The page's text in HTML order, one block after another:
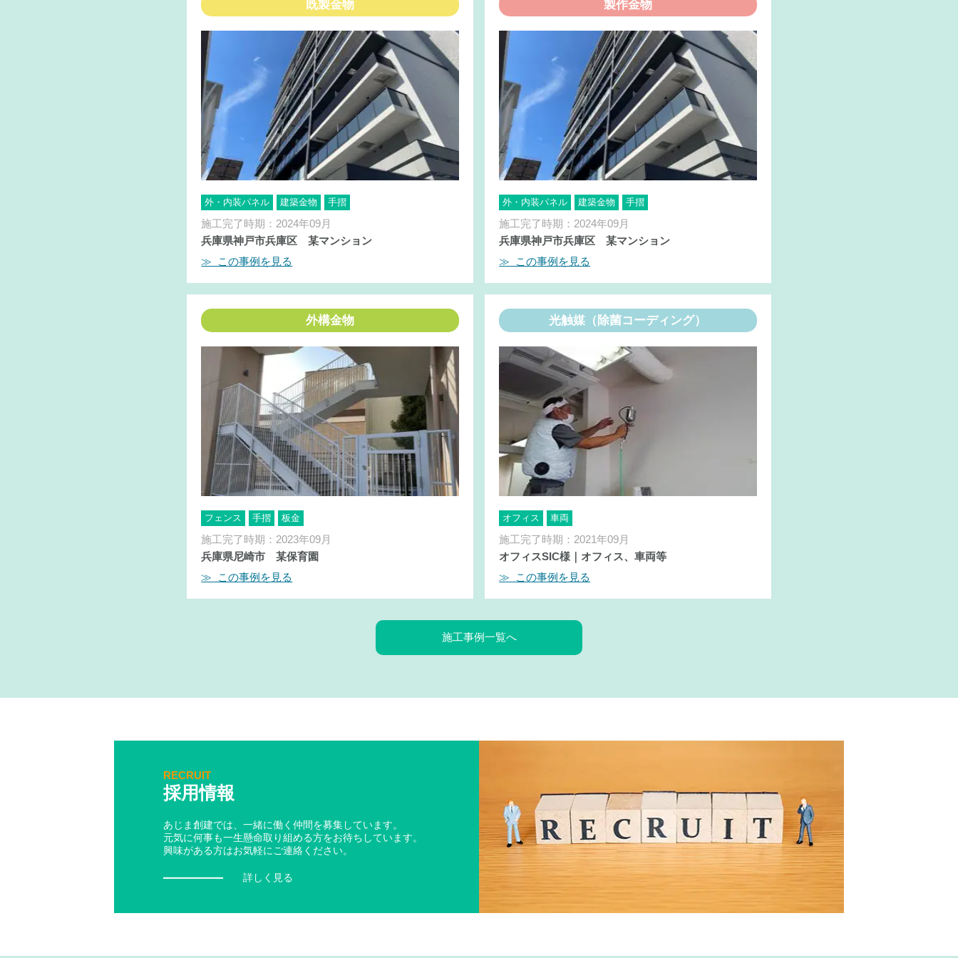
既製金物
外・内装パネル 建築金物 手摺
施工完了時期：2024年09月
兵庫県神戸市兵庫区 某マンション
≫ この事例を見る
製作金物
外・内装パネル 建築金物 手摺
施工完了時期：2024年09月
兵庫県神戸市兵庫区 某マンション
≫ この事例を見る
外構金物
フェンス 手摺 板金
施工完了時期：2023年09月
兵庫県尼崎市 某保育園
≫ この事例を見る
光触媒（除菌コーディング）
オフィス 車両
施工完了時期：2021年09月
オフィスSIC様｜オフィス、車両等
≫ この事例を見る
施工事例一覧へ
RECRUIT
採用情報
あじま創建では、一緒に働く仲間を募集しています。
元気に何事も一生懸命取り組める方をお待ちしています。
興味がある方はお気軽にご連絡ください。
詳しく見る